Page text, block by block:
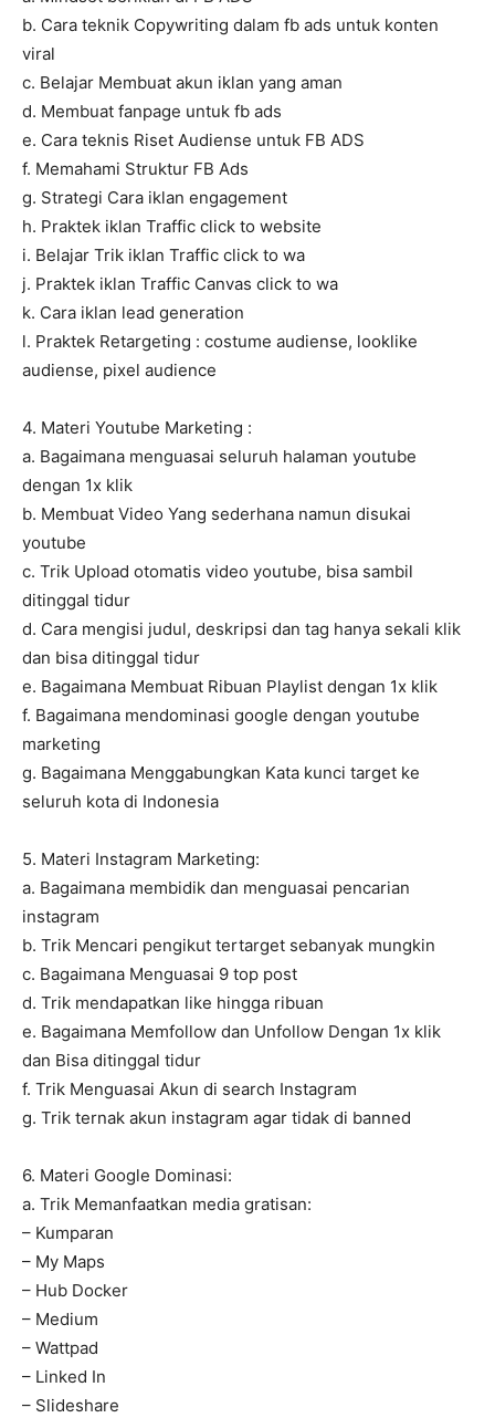
b. Cara teknik Copywriting dalam fb ads untuk konten
viral
c. Belajar Membuat akun iklan yang aman
d. Membuat fanpage untuk fb ads
e. Cara teknis Riset Audiense untuk FB ADS
f. Memahami Struktur FB Ads
g. Strategi Cara iklan engagement
h. Praktek iklan Traffic click to website
i. Belajar Trik iklan Traffic click to wa
j. Praktek iklan Traffic Canvas click to wa
k. Cara iklan lead generation
l. Praktek Retargeting : costume audiense, looklike
audiense, pixel audience
4. Materi Youtube Marketing :
a. Bagaimana menguasai seluruh halaman youtube
dengan 1x klik
b. Membuat Video Yang sederhana namun disukai
youtube
c. Trik Upload otomatis video youtube, bisa sambil
ditinggal tidur
d. Cara mengisi judul, deskripsi dan tag hanya sekali klik
dan bisa ditinggal tidur
e. Bagaimana Membuat Ribuan Playlist dengan 1x klik
f. Bagaimana mendominasi google dengan youtube
marketing
g. Bagaimana Menggabungkan Kata kunci target ke
seluruh kota di Indonesia
5. Materi Instagram Marketing:
a. Bagaimana membidik dan menguasai pencarian
instagram
b. Trik Mencari pengikut tertarget sebanyak mungkin
c. Bagaimana Menguasai 9 top post
d. Trik mendapatkan like hingga ribuan
e. Bagaimana Memfollow dan Unfollow Dengan 1x klik
dan Bisa ditinggal tidur
f. Trik Menguasai Akun di search Instagram
g. Trik ternak akun instagram agar tidak di banned
6. Materi Google Dominasi:
a. Trik Memanfaatkan media gratisan:
– Kumparan
– My Maps
– Hub Docker
– Medium
– Wattpad
– Linked In
– Slideshare